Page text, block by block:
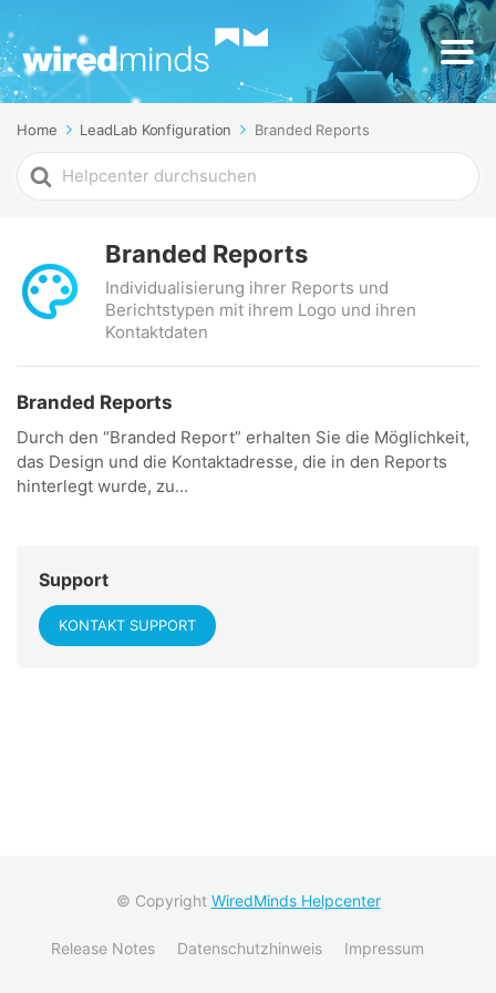
Home LeadLab Konfiguration Branded Reports
Search
For
Branded Reports
Individualisierung ihrer Reports und
Berichtstypen mit ihrem Logo und ihren
Kontaktdaten
Branded Reports
Durch den “Branded Report” erhalten Sie die Möglichkeit,
das Design und die Kontaktadresse, die in den Reports
hinterlegt wurde, zu...
Support
KONTAKT SUPPORT
© Copyright WiredMinds Helpcenter
Release Notes Datenschutzhinweis Impressum